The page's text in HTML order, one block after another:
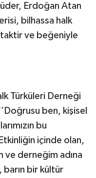
Erdoğan Atan
bilhassa halk
ve beğeniyle
Türküleri Derneği
ben, kişisel
bu
içinde olan,
ve derneğim adına
barın bir kültür